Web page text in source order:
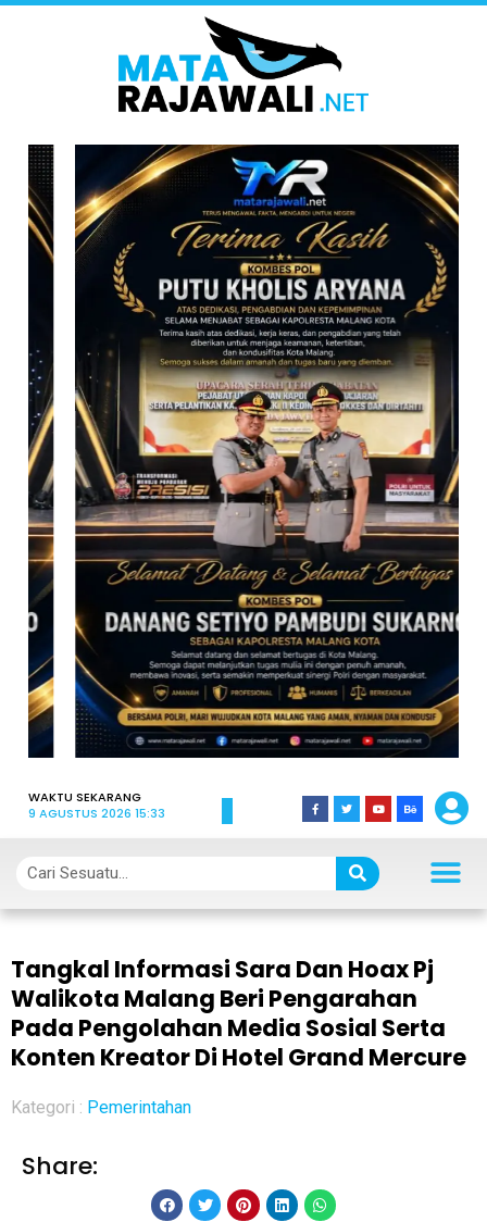
WAKTU SEKARANG
9 AGUSTUS 2026 15:33
Tangkal Informasi Sara Dan Hoax Pj
Walikota Malang Beri Pengarahan
Pada Pengolahan Media Sosial Serta
Konten Kreator Di Hotel Grand Mercure
Kategori : Pemerintahan
Share: